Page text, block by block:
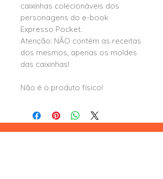
caixinhas colecionáveis dos
personagens do e-book
Expresso Pocket.
Atenção: NÃO contém as receitas
dos mesmos, apenas os moldes
das caixinhas!
Não é o produto físico!